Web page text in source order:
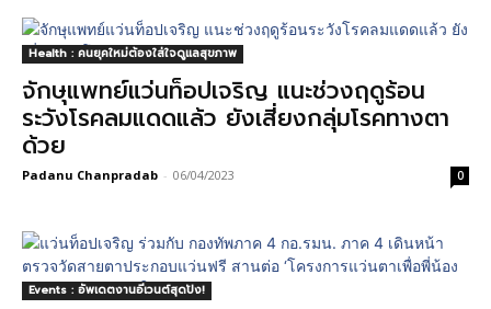
Health : คนยุคใหม่ต้องใส่ใจดูแลสุขภาพ
จักษุแพทย์แว่นท็อปเจริญ แนะช่วงฤดูร้อน
ระวังโรคลมแดดแล้ว ยังเสี่ยงกลุ่มโรคทางตา
ด้วย
Padanu Chanpradab - 06/04/2023 0
Events : อัพเดตงานอีเวนต์สุดปัง!